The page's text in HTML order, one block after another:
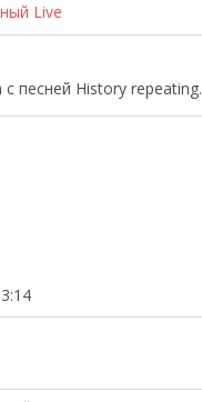
Live
песней History repeating.